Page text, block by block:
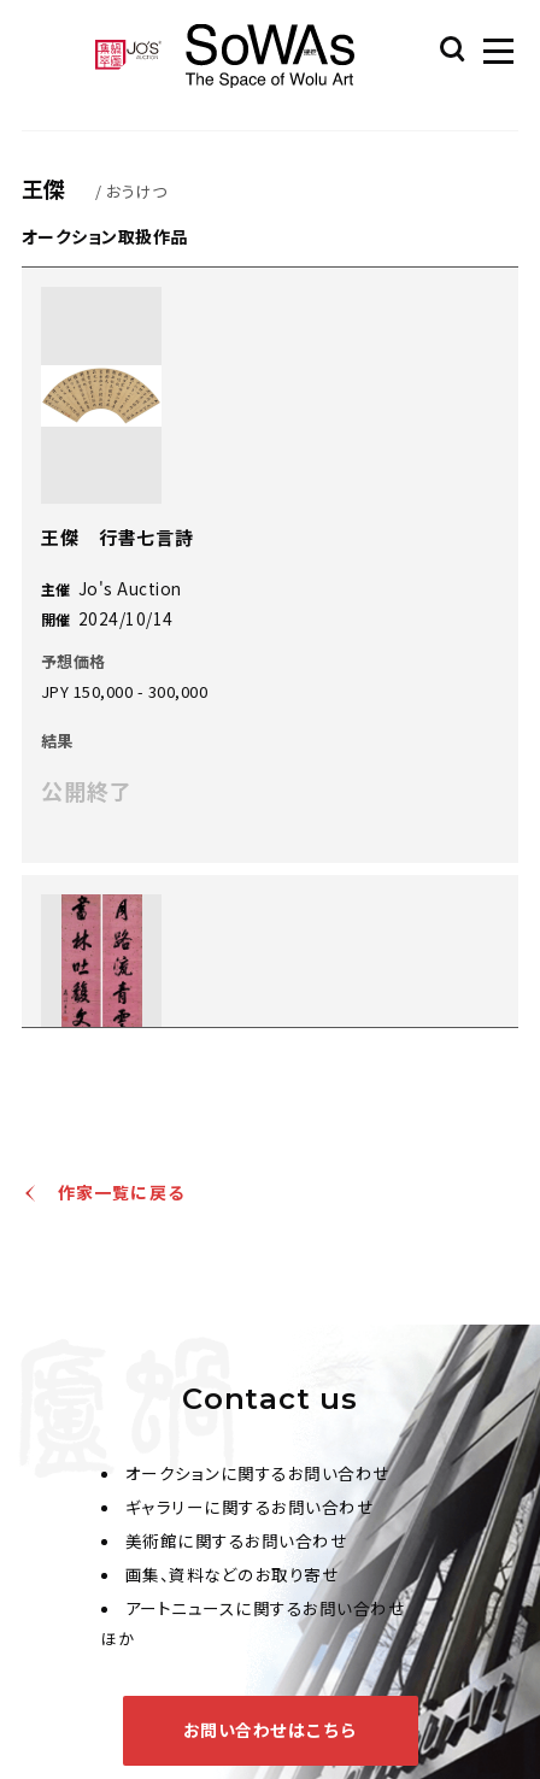
王傑 / おうけつ
オークション取扱作品
王傑 行書七言詩
主催 Jo's Auction
開催 2024/10/14
予想価格
JPY 150,000 - 300,000
結果
公開終了
主催 Jo's Auction
作家一覧に戻る
Contact us
オークションに関するお問い合わせ
ギャラリーに関するお問い合わせ
美術館に関するお問い合わせ
画集、資料などのお取り寄せ
アートニュースに関するお問い合わせ
ほか
お問い合わせはこちら